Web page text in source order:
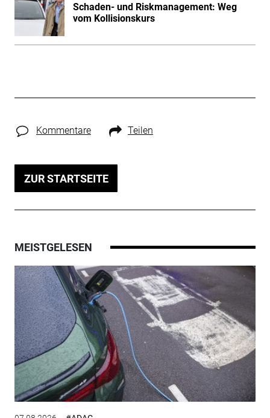
Schaden- und Riskmanagement: Weg
vom Kollisionskurs
Kommentare Teilen
ZUR STARTSEITE
MEISTGELESEN